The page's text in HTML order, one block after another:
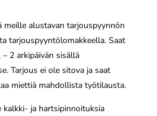
meille alustavan tarjouspyynnön
tarjouspyyntölomakkeella. Saat
2 arkipäivän sisällä
Tarjous ei ole sitova ja saat
miettiä mahdollista työtilausta.
kalkki- ja hartsipinnoituksia